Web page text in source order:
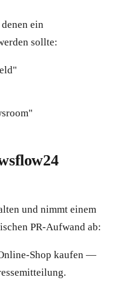
ein
sollte:
und nimmt einem
PR-Aufwand ab:
Shop kaufen —